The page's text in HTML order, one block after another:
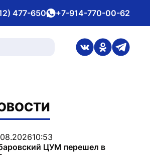
477-650whatsApp
+7-914-770-00-62
ссылка на
ссылка на
10:53
ЦУМ перешел в